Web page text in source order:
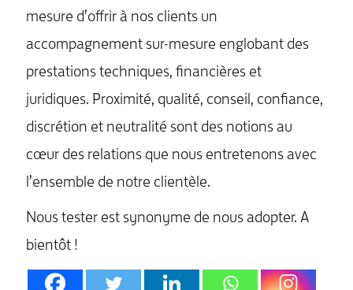
mesure d’offrir à nos clients un
accompagnement sur-mesure englobant des
prestations techniques, financières et
juridiques. Proximité, qualité, conseil, confiance,
discrétion et neutralité sont des notions au
cœur des relations que nous entretenons avec
l’ensemble de notre clientèle.
Nous tester est synonyme de nous adopter. A
bientôt !